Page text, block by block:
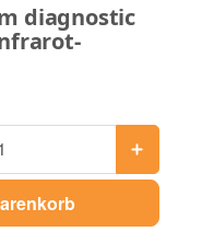
diagnostic